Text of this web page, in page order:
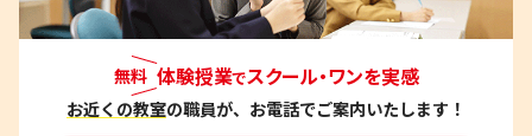
無料 体験授業でスクール・ワンを実感
お近くの教室の職員が、お電話でご案内いたします！